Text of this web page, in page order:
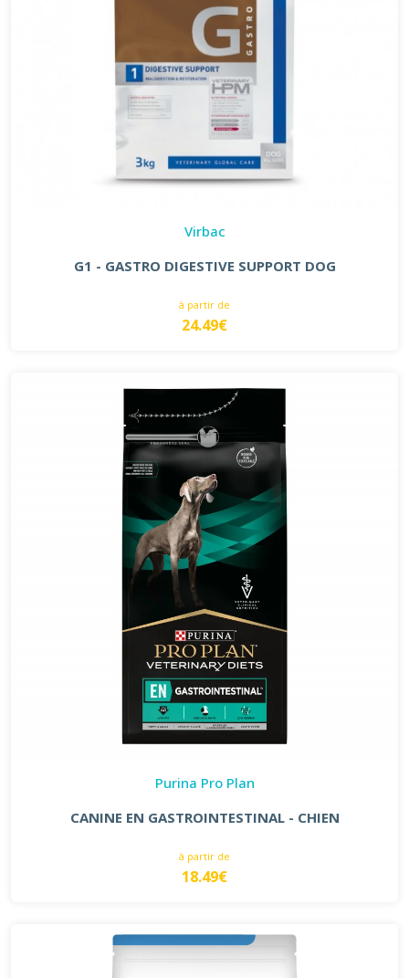
Virbac
G1 - GASTRO DIGESTIVE SUPPORT DOG
à partir de
24.49€
Purina Pro Plan
CANINE EN GASTROINTESTINAL - CHIEN
à partir de
18.49€